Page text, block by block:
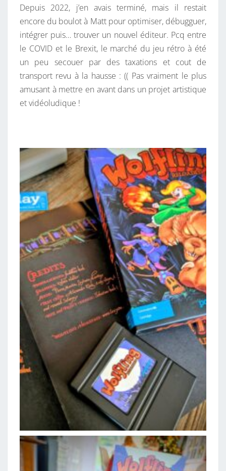
Depuis 2022, j’en avais terminé, mais il restait
encore du boulot à Matt pour optimiser, débugguer,
intégrer puis… trouver un nouvel éditeur. Pcq entre
le COVID et le Brexit, le marché du jeu rétro à été
un peu secouer par des taxations et cout de
transport revu à la hausse : (( Pas vraiment le plus
amusant à mettre en avant dans un projet artistique
et vidéoludique !